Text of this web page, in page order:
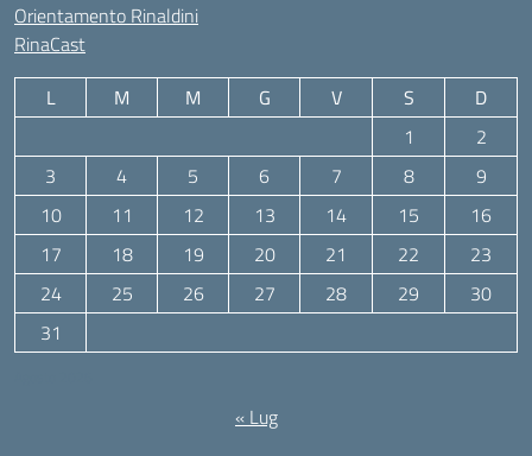
Orientamento Rinaldini
RinaCast
L M M G V S
D
1
2
3
4 5 6 7 8
9
10
11 12 13 14 15
16
17
18 19 20 21 22
23
24
25 26 27 28 29
30
31
« Lug